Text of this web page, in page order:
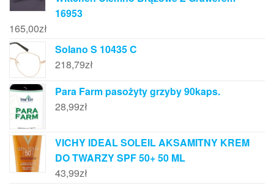
16953
165,00zł
Solano S 10435 C
218,79zł
Para Farm pasożyty grzyby 90kaps.
28,99zł
VICHY IDEAL SOLEIL AKSAMITNY KREM
DO TWARZY SPF 50+ 50 ML
43,99zł